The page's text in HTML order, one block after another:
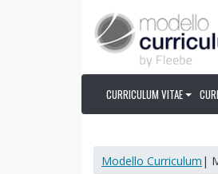
CURRICULUM VITAE
Modello Curriculum |